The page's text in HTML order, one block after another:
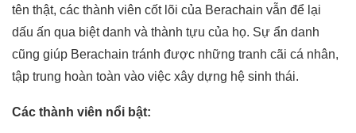
tên thật, các thành viên cốt lõi của Berachain vẫn để lại
dấu ấn qua biệt danh và thành tựu của họ. Sự ẩn danh
cũng giúp Berachain tránh được những tranh cãi cá nhân,
tập trung hoàn toàn vào việc xây dựng hệ sinh thái.
Các thành viên nổi bật: